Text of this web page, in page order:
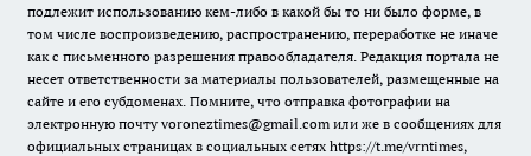
подлежит использованию кем-либо в какой бы то ни было форме, в
том числе воспроизведению, распространению, переработке не иначе
как с письменного разрешения правообладателя. Редакция портала не
несет ответственности за материалы пользователей, размещенные на
сайте и его субдоменах. Помните, что отправка фотографии на
электронную почту voroneztimes@gmail.com или же в сообщениях для
официальных страницах в социальных сетях https://t.me/vrntimes,